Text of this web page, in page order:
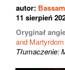
autor:
11 sierpień
Oryginał
and Martyrdom
Tłumaczenie: